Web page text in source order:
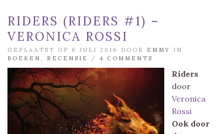
RIDERS (RIDERS #1) –
VERONICA ROSSI
GEPLAATST OP 6 JULI 2016 DOOR EMMY
IN
BOEKEN
RECENSIE / 4 COMMENTS
Riders
door
Veronica
Rossi
Ook door